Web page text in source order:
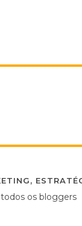
,
os bloggers